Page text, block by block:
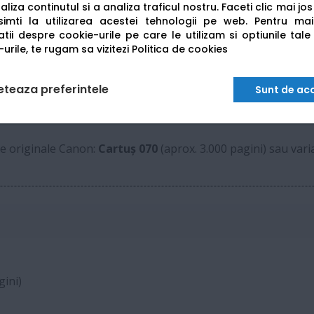
continutul si a analiza traficul nostru. Faceti clic mai
la utilizarea acestei tehnologii pe web. Pentru
despre cookie-urile pe care le utilizam si optiunile tale
te rugam sa vizitezi Politica de cookies
preferintele Sunt de
50 coli (Scanare Duplex Single-Pass)
33.6 Kbps (Până la 3 secunde/pagină)
Casetă 250 coli + Tavă multifuncțională 100 coli
originale Canon: Cartuș 070 (aprox. 3.000 pagini) sau